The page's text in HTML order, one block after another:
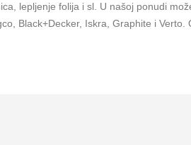
lepljenje folija i sl. U našoj ponudi
Black+Decker, Iskra, Graphite i Verto.